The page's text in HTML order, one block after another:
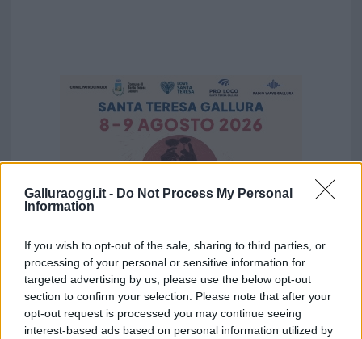
Galluraoggi.it - Do Not Process My Personal
Information
If you wish to opt-out of the sale, sharing to third parties, or
processing of your personal or sensitive information for
targeted advertising by us, please use the below opt-out
section to confirm your selection. Please note that after your
opt-out request is processed you may continue seeing
interest-based ads based on personal information utilized by
Vuoi rimuovere le pubblicità nazionali?